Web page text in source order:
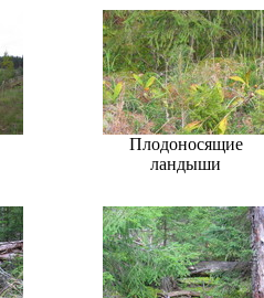
Плодоносящие
ландыши